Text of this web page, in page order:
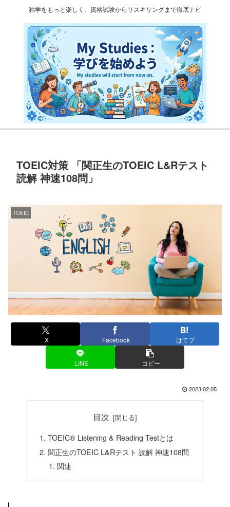
独学をもっと楽しく。資格試験からリスキリングまで徹底ナビ
TOEIC対策 「関正生のTOEIC L&Rテスト
読解 神速108問」
TOEIC
X Facebook はてブ
LINE コピー
2023.02.05
目次
TOEIC® Listening & Reading Testとは
関正生のTOEIC L&Rテスト 読解 神速108問
関連